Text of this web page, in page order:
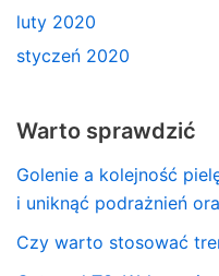
luty 2020
styczeń 2020
Warto sprawdzić
Golenie a kolejność
i uniknąć podrażnień
Czy warto stosować